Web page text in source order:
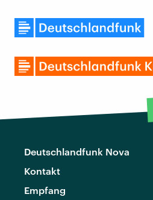
Deutschlandfunk Nova
Kontakt
Empfang